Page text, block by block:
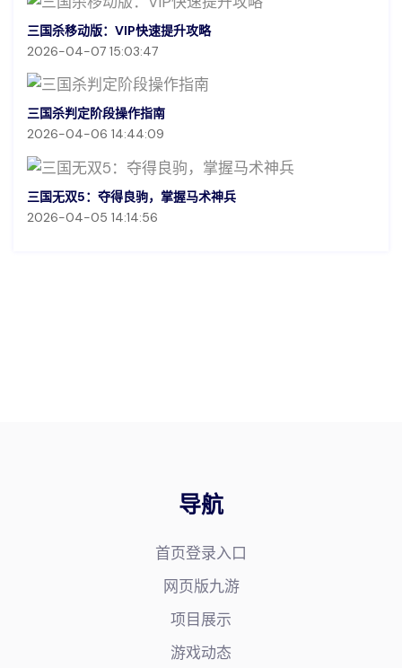
三国杀移动版：VIP快速提升攻略
2026-04-07 15:03:47
三国杀判定阶段操作指南
2026-04-06 14:44:09
三国无双5：夺得良驹，掌握马术神兵
2026-04-05 14:14:56
导航
首页登录入口
网页版九游
项目展示
游戏动态